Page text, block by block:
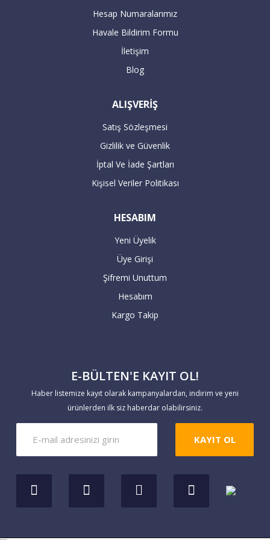
Servis yetkilileri sizden randevu alarak
siparişleriniz takip eden bir sonraki gün
kargolanmaktadır.
Havale / EFT ile yapacağınız alışverişlerde,
geçmesiyle teslimat süresi başlar. 7 iş
günü içerisinde hesaba geçmeyen havale
siparişleriniz geçersiz sayılır.
Yaptığınız ödemeleri
https://www.markaevim.com/hesabim/
bildirim linkinden bize iletebilirsiniz.
Hesap Numaralarımız
Havale Bildirim Formu
İletişim
Blog
ALIŞVERİŞ
Satış Sözleşmesi
Gizlilik ve Güvenlik
İptal Ve İade Şartları
Kişisel Veriler Politikası
HESABIM
Yeni Üyelik
Üye Girişi
Şifremi Unuttum
Hesabım
Kargo Takip
E-BÜLTEN'E KAYIT OL!
Haber listemize kayıt olarak kampanyalardan, indirim ve yeni
ürünlerden ilk siz haberdar olabilirsiniz.
KAYIT OL